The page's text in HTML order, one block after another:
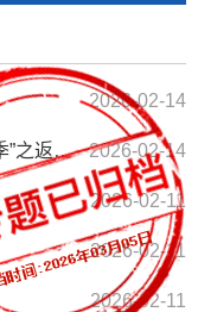
2026-02-14
2026-02-14
凤台县2026年“春风行动暨就业援助季”之返乡务工人员开发区专场招聘会举办
2026-02-11
2026-02-11
2026-02-11